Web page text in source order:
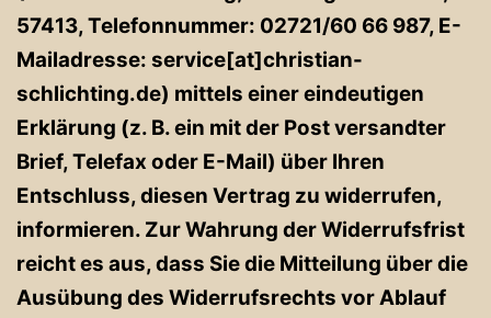
57413, Telefonnummer: 02721/60 66 987, E-
Mailadresse: service[at]christian-
schlichting.de) mittels einer eindeutigen
Erklärung (z. B. ein mit der Post versandter
Brief, Telefax oder E-Mail) über Ihren
Entschluss, diesen Vertrag zu widerrufen,
informieren. Zur Wahrung der Widerrufsfrist
reicht es aus, dass Sie die Mitteilung über die
Ausübung des Widerrufsrechts vor Ablauf